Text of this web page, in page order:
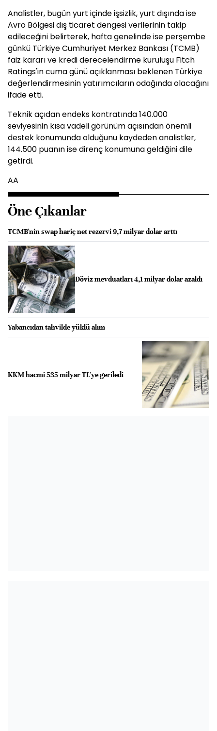
Analistler, bugün yurt içinde işsizlik, yurt dışında ise
Avro Bölgesi dış ticaret dengesi verilerinin takip
edileceğini belirterek, hafta genelinde ise perşembe
günkü Türkiye Cumhuriyet Merkez Bankası (TCMB)
faiz kararı ve kredi derecelendirme kuruluşu Fitch
Ratings'in cuma günü açıklanması beklenen Türkiye
değerlendirmesinin yatırımcıların odağında olacağını
ifade etti.
Teknik açıdan endeks kontratında 140.000
seviyesinin kısa vadeli görünüm açısından önemli
destek konumunda olduğunu kaydeden analistler,
144.500 puanın ise direnç konumuna geldiğini dile
getirdi.
AA
Öne Çıkanlar
TCMB'nin swap hariç net rezervi 9,7 milyar dolar arttı
Döviz mevduatları 4,1 milyar dolar azaldı
Yabancıdan tahvilde yüklü alım
KKM hacmi 535 milyar TL'ye geriledi